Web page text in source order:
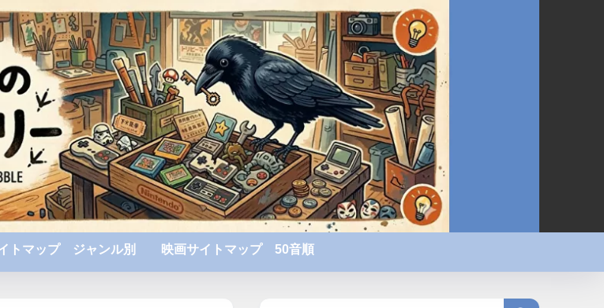
トマップ ジャンル別 映画サイトマップ 50音順